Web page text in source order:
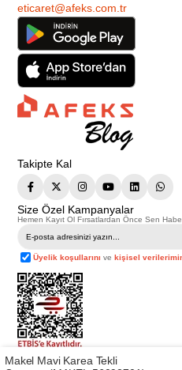
eticaret@afeks.com.tr
Takipte Kal
Size Özel Kampanyalar
Hemen Kayıt Ol Fırsatlardan Önce Sen
Üyelik koşullarını vekişisel
Telif Hakkı © 2026
Makel Mavi Karea Tekli